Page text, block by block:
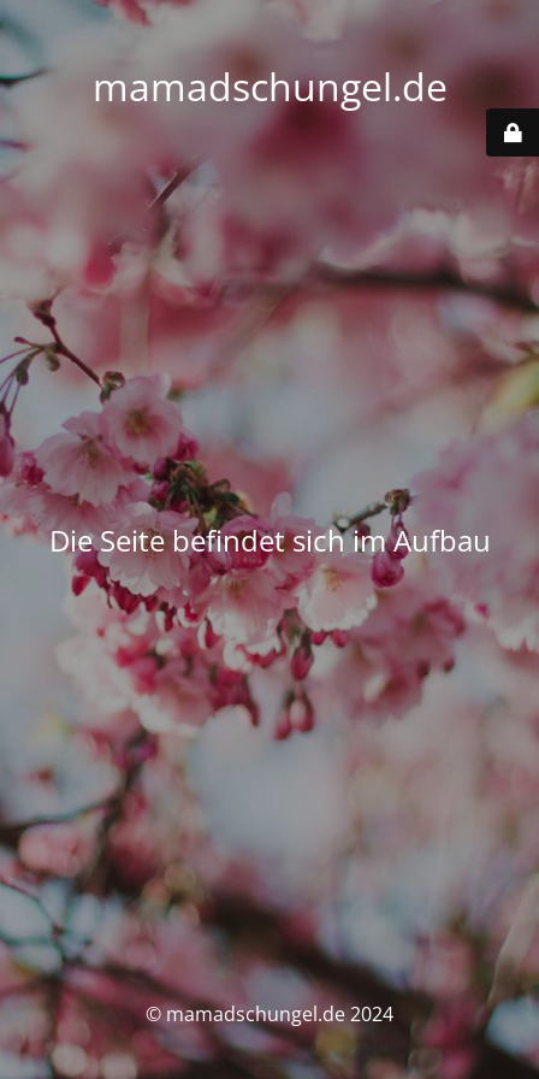
mamadschungel.de
Die Seite befindet sich im Aufbau
© mamadschungel.de 2024